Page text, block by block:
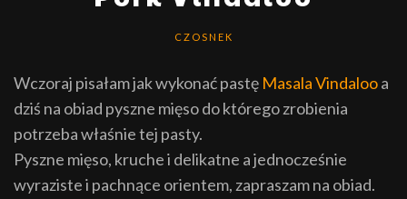
CZOSNEK
Wczoraj pisałam jak wykonać pastę Masala Vindalooa
dziś na obiad pyszne mięso do którego zrobienia
potrzeba właśnie tej pasty.
Pyszne mięso, kruche i delikatne a jednocześnie
wyraziste i pachnące orientem, zapraszam na obiad.